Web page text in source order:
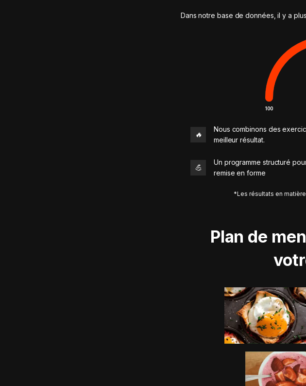
Dans notre base de données, il y a
100
🔥
Nous combinons des
meilleur résultat.
💪
Un programme structuré
remise en forme
*Les résultats en
Plan de